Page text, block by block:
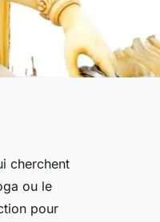
cherchent
ou le
pour